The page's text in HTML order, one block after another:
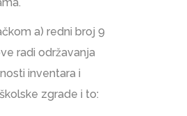
a) redni broj 9
radi održavanja
inventara i
zgrade i to: